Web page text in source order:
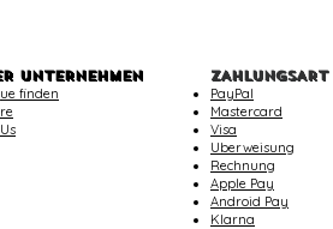
UNTERNEHMEN
finden
ZAHLUNGSART
PayPal
Mastercard
Visa
Uberweisung
Rechnung
Apple Pay
Android Pay
Klarna